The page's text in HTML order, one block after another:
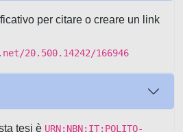
per citare o creare un link
20.500.14242/166946
tesi è URN:NBN:IT:POLITO-